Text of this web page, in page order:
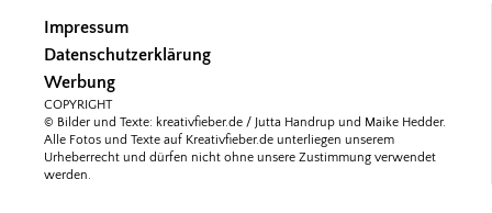
Impressum
Datenschutzerklärung
Werbung
COPYRIGHT
© Bilder und Texte: kreativfieber.de / Jutta Handrup und Maike Hedder.
Alle Fotos und Texte auf Kreativfieber.de unterliegen unserem
Urheberrecht und dürfen nicht ohne unsere Zustimmung verwendet
werden.